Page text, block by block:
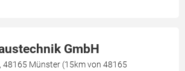
GmbH
48165 Münster (15km von 48165